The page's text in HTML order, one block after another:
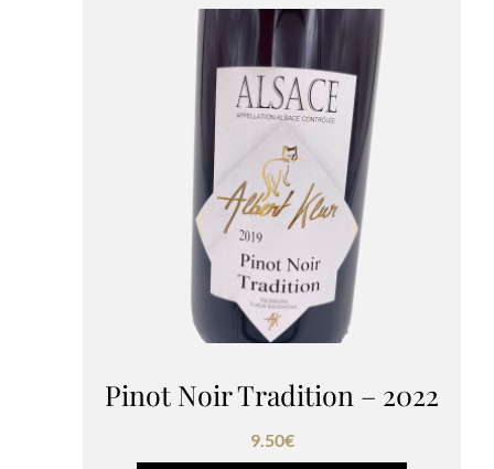
Pinot Noir Tradition – 2022
9.50€